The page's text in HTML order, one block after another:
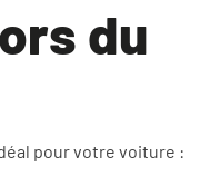
du
pour votre voiture :